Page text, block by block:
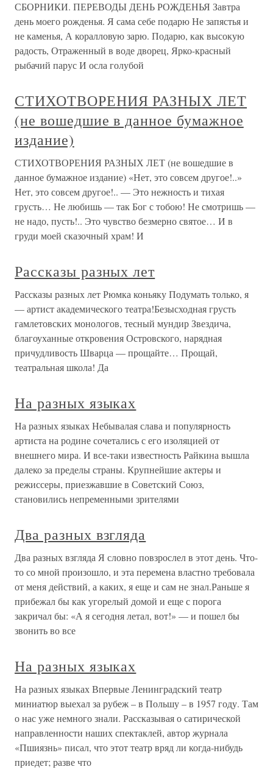
СБОРНИКИ. ПЕРЕВОДЫ ДЕНЬ РОЖДЕНЬЯ Завтра
день моего рожденья. Я сама себе подарю Не запястья и
не каменья, А коралловую зарю. Подарю, как высокую
радость, Отраженный в воде дворец, Ярко-красный
рыбачий парус И осла голубой
СТИХОТВОРЕНИЯ РАЗНЫХ ЛЕТ
(не вошедшие в данное бумажное
издание)
СТИХОТВОРЕНИЯ РАЗНЫХ ЛЕТ (не вошедшие в
данное бумажное издание) «Нет, это совсем другое!..»
Нет, это совсем другое!.. — Это нежность и тихая
грусть… Не любишь — так Бог с тобою! Не смотришь —
не надо, пусть!.. Это чувство безмерно святое… И в
груди моей сказочный храм! И
Рассказы разных лет
Рассказы разных лет Рюмка коньяку Подумать только, я
— артист академического театра!Безысходная грусть
гамлетовских монологов, тесный мундир Звездича,
благоуханные откровения Островского, нарядная
причудливость Шварца — прощайте… Прощай,
театральная школа! Да
На разных языках
На разных языках Небывалая слава и популярность
артиста на родине сочетались с его изоляцией от
внешнего мира. И все-таки известность Райкина вышла
далеко за пределы страны. Крупнейшие актеры и
режиссеры, приезжавшие в Советский Союз,
становились непременными зрителями
Два разных взгляда
Два разных взгляда Я словно повзрослел в этот день. Что-
то со мной произошло, и эта перемена властно требовала
от меня действий, а каких, я еще и сам не знал.Раньше я
прибежал бы как угорелый домой и еще с порога
закричал бы: «А я сегодня летал, вот!» — и пошел бы
звонить во все
На разных языках
На разных языках Впервые Ленинградский театр
миниатюр выехал за рубеж – в Польшу – в 1957 году. Там
о нас уже немного знали. Рассказывая о сатирической
направленности наших спектаклей, автор журнала
«Пшиязнь» писал, что этот театр вряд ли когда-нибудь
приедет; разве что